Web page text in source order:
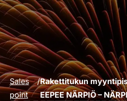
Sales
point
/Rakettitukun
EEPEE NÄRPIÖ –